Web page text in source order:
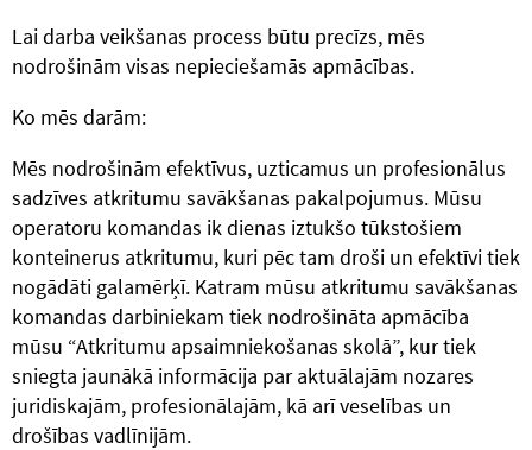
Lai darba veikšanas process būtu precīzs, mēs
nodrošinām visas nepieciešamās apmācības.
Ko mēs darām:
Mēs nodrošinām efektīvus, uzticamus un profesionālus
sadzīves atkritumu savākšanas pakalpojumus. Mūsu
operatoru komandas ik dienas iztukšo tūkstošiem
konteinerus atkritumu, kuri pēc tam droši un efektīvi tiek
nogādāti galamērķī. Katram mūsu atkritumu savākšanas
komandas darbiniekam tiek nodrošināta apmācība
mūsu “Atkritumu apsaimniekošanas skolā”, kur tiek
sniegta jaunākā informācija par aktuālajām nozares
juridiskajām, profesionālajām, kā arī veselības un
drošības vadlīnijām.